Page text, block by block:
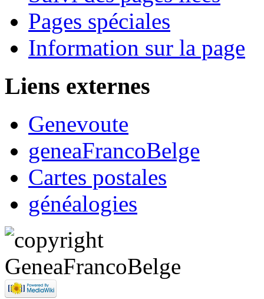
Pages spéciales
Information sur la page
Liens externes
Genevoute
geneaFrancoBelge
Cartes postales
généalogies